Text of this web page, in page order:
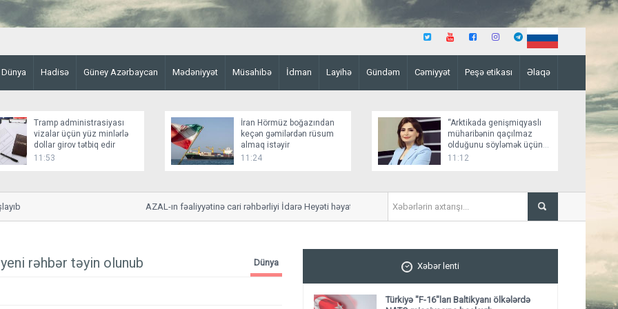
Dünya Hadisə Güney Azərbaycan Mədəniyyət Müsahibə İdman Layihə Gündəm Cəmiyyət Peşə etikası Əlaqə
Tramp administrasiyası
vizalar üçün yüz minlərlə
dollar girov tətbiq edir
11:53
İran Hörmüz boğazından
keçən gəmilərdən rüsum
almaq istəyir
11:24
“Arktikada genişmiqyaslı
müharibənin qaçılmaz
olduğunu söyləmək üçün
əsaslı faktlar yoxdur”
11:12
AZAL-ın fəaliyyətinə cari rəhbərliyi İdarə Heyəti həyata keçirəcək Bəxtiyar Aslanbəyli
rəhbər təyin olunub Dünya Xəbər lenti
Türkiyə "F-16"ları Baltikyanı ölkələrdə